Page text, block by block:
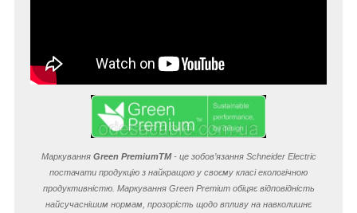
Маркування Green PremiumTM- це зобов’язання Schneider Electric
постачати продукцію з найкращою у своєму класі екологічною
продуктивністю. Маркування Green Premium обіцяє відповідність
найсучаснішим нормам, прозорість щодо впливу на навколишнє